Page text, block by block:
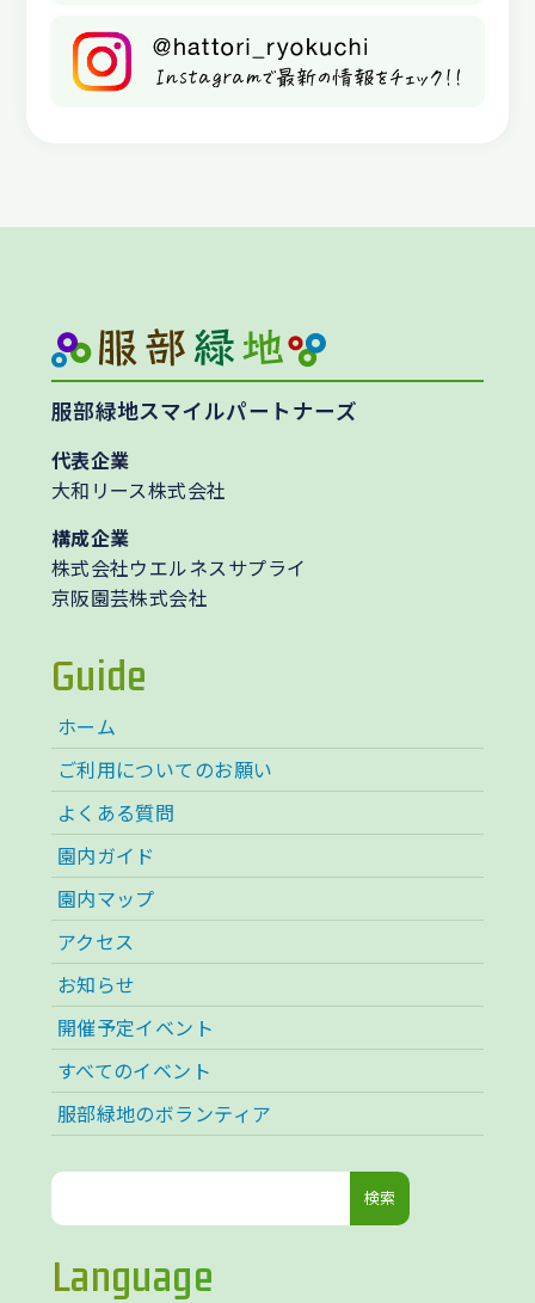
服部緑地スマイルパートナーズ
代表企業
大和リース株式会社
構成企業
株式会社ウエルネスサプライ
京阪園芸株式会社
Guide
ホーム
ご利用についてのお願い
よくある質問
園内ガイド
園内マップ
アクセス
お知らせ
開催予定イベント
すべてのイベント
服部緑地のボランティア
検
Language